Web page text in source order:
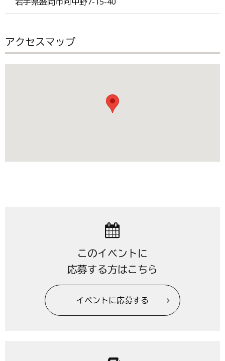
アクセスマップ
このイベントに
応募する方はこちら
イベントに応募する